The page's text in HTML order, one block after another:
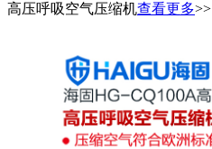
高压呼吸空气压缩机查看更多>>